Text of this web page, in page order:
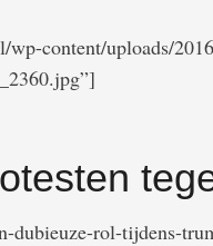
content/uploads/
dubieuze-rol-tijdens-